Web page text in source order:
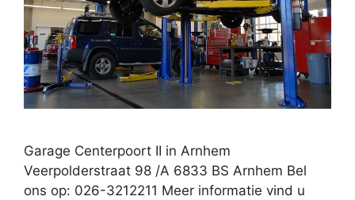
Garage Centerpoort II in Arnhem
Veerpolderstraat 98 /A 6833 BS Arnhem Bel
ons op: 026-3212211 Meer informatie vind u